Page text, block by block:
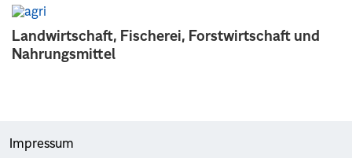
Landwirtschaft, Fischerei, Forstwirtschaft und
Nahrungsmittel
Impressum